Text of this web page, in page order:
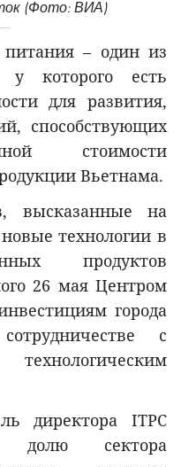
(Фото: ВИА)
питания – один из
у которого есть
для развития,
способствующих
стоимости
Вьетнама.
высказанные на
технологии в
продуктов
26 мая Центром
города
с
директора ITPC
сектора